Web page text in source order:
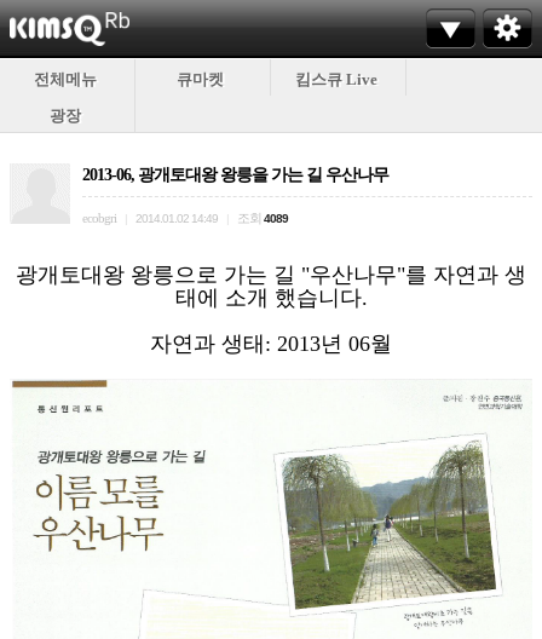
전체메뉴 큐마켓
킴스큐 Live
광장
2013-06, 광개토대왕 왕릉을 가는 길 우산나무
ecobgri 2014.01.02 14:49 조회 4089
광개토대왕 왕릉으로 가는 길 "우산나무"를 자연과 생
태에 소개 했습니다.
자연과 생태: 2013년 06월